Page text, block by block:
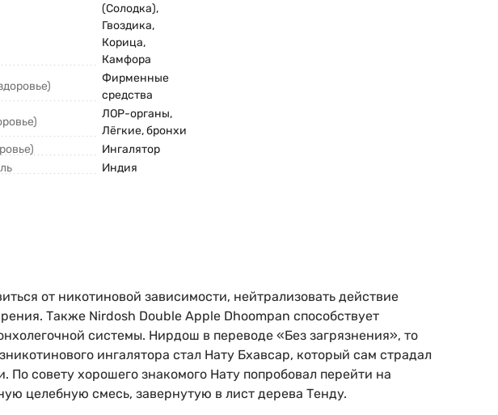
(Солодка),
Гвоздика,
Корица,
Камфора
Фирменные
средства
ЛОР-органы,
Лёгкие, бронхи
Ингалятор
Индия
от никотиновой зависимости, нейтрализовать действие
Также Nirdosh Double Apple Dhoompan способствует
системы. Нирдош в переводе «Без загрязнения», то
ингалятора стал Нату Бхавсар, который сам страдал
По совету хорошего знакомого Нату попробовал перейти на
целебную смесь, завернутую в лист дерева Тенду.